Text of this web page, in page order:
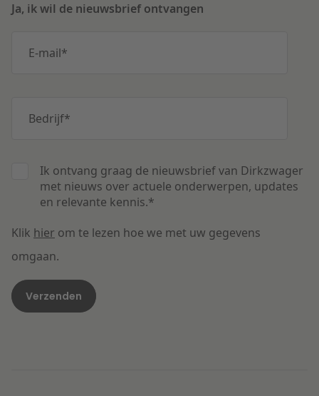
Ja, ik wil de nieuwsbrief ontvangen
E-mail*
Bedrijf*
Ik ontvang graag de nieuwsbrief van Dirkzwager
met nieuws over actuele onderwerpen, updates
en relevante kennis.*
Klik hier om te lezen hoe we met uw gegevens
omgaan.